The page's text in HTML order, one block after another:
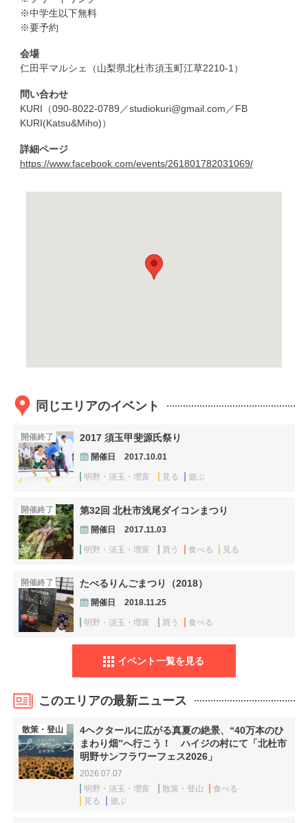
※中学生以下無料
※要予約
会場
仁田平マルシェ（山梨県北杜市須玉町江草2210-1）
問い合わせ
KURI（090-8022-0789／studiokuri@gmail.com／FB
KURI(Katsu&Miho)）
詳細ページ
https://www.facebook.com/events/261801782031069/
同じエリアのイベント
開催終了 2017 須玉甲斐源氏祭り
開催日 2017.10.01
明野・須玉・増富 見る 遊ぶ
開催終了 第32回 北杜市浅尾ダイコンまつり
開催日 2017.11.03
明野・須玉・増富 買う 食べる 見る
開催終了 たべるりんごまつり（2018）
開催日 2018.11.25
明野・須玉・増富 買う 食べる
イベント一覧を見る
このエリアの最新ニュース
散策・登山
4ヘクタールに広がる真夏の絶景、“40万本のひ
まわり畑”へ行こう！ ハイジの村にて「北杜市
明野サンフラワーフェス2026」
2026.07.07
明野・須玉・増富
散策・登山
食べる
見る
遊ぶ